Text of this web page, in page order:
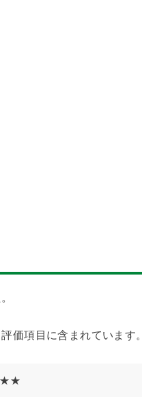
価項目に含まれています。